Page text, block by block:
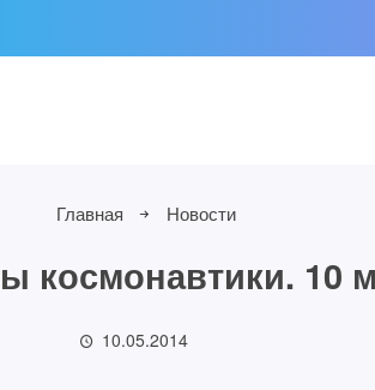
Главная Новости
космонавтики. 10
10.05.2014